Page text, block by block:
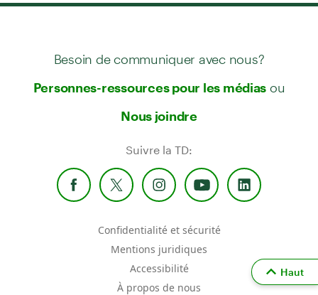
Besoin de communiquer avec nous?
Personnes-ressources pour les médias ou
Nous joindre
Suivre la TD:
Confidentialité et sécurité
Mentions juridiques
Accessibilité
À propos de nous
Haut